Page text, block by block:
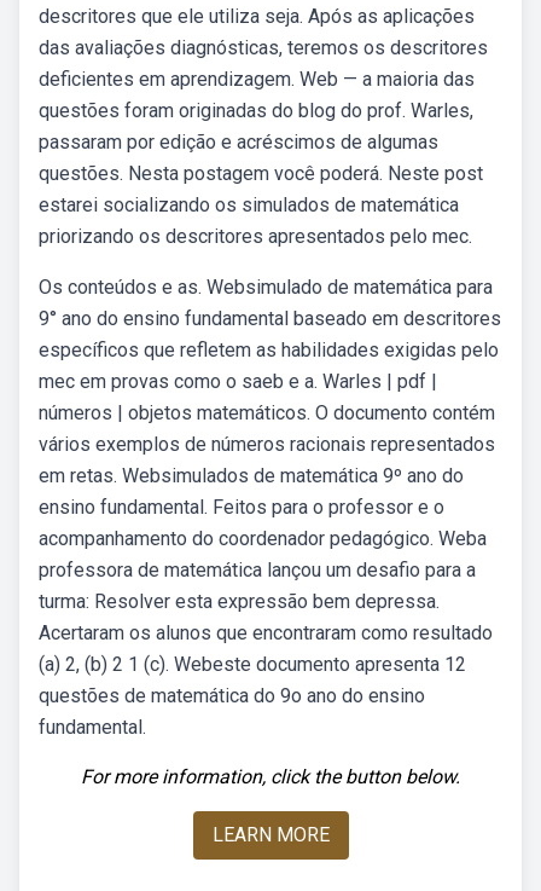
descritores que ele utiliza seja. Após as aplicações
das avaliações diagnósticas, teremos os descritores
deficientes em aprendizagem. Web — a maioria das
questões foram originadas do blog do prof. Warles,
passaram por edição e acréscimos de algumas
questões. Nesta postagem você poderá. Neste post
estarei socializando os simulados de matemática
priorizando os descritores apresentados pelo mec.
Os conteúdos e as. Websimulado de matemática para
9° ano do ensino fundamental baseado em descritores
específicos que refletem as habilidades exigidas pelo
mec em provas como o saeb e a. Warles | pdf |
números | objetos matemáticos. O documento contém
vários exemplos de números racionais representados
em retas. Websimulados de matemática 9º ano do
ensino fundamental. Feitos para o professor e o
acompanhamento do coordenador pedagógico. Weba
professora de matemática lançou um desafio para a
turma: Resolver esta expressão bem depressa.
Acertaram os alunos que encontraram como resultado
(a) 2, (b) 2 1 (c). Webeste documento apresenta 12
questões de matemática do 9o ano do ensino
fundamental.
For more information, click the button below.
LEARN MORE